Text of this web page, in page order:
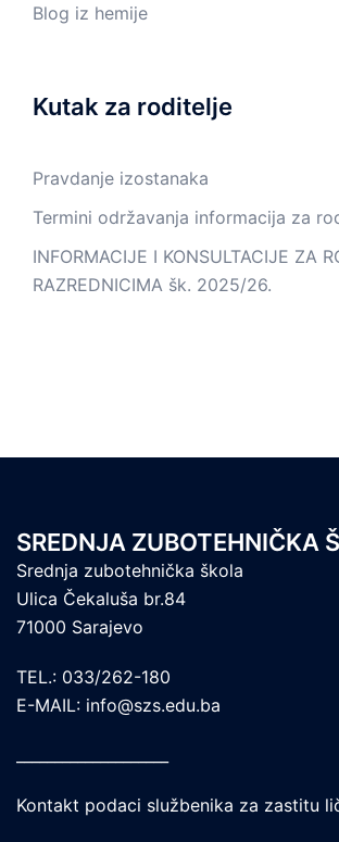
Blog iz hemije
Kutak za roditelje
Pravdanje izostanaka
Termini održavanja informacija za
INFORMACIJE I KONSULTACIJE ZA
RAZREDNICIMA šk. 2025/26.
SREDNJA ZUBOTEHNIČKA
Srednja zubotehnička škola
Ulica Čekaluša br.84
71000 Sarajevo
TEL.: 033/262-180
E-MAIL: info@szs.edu.ba
Kontakt podaci službenika za zastitu